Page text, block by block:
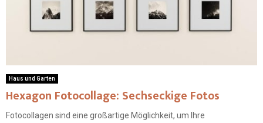
Haus und Garten
Hexagon Fotocollage: Sechseckige Fotos
Fotocollagen sind eine großartige Möglichkeit, um Ihre